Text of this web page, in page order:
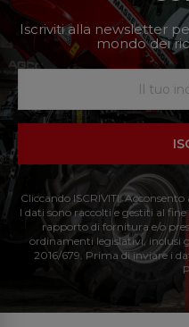
Iscriviti alla newsletter
mondo dei
Cliccando ISCRIVITI:
I dati sono raccolti e gestiti al
rapporto di fornitura e/o
ordinamenti legislativi, inclusi
2016/679. Prima di inviare i